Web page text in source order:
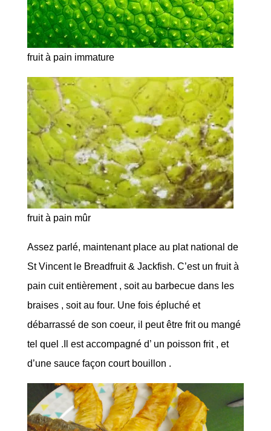
fruit à pain immature
fruit à pain mûr
Assez parlé, maintenant place au plat national de
St Vincent le Breadfruit & Jackfish. C’est un fruit à
pain cuit entièrement , soit au barbecue dans les
braises , soit au four. Une fois épluché et
débarrassé de son coeur, il peut être frit ou mangé
tel quel .Il est accompagné d’ un poisson frit , et
d’une sauce façon court bouillon .